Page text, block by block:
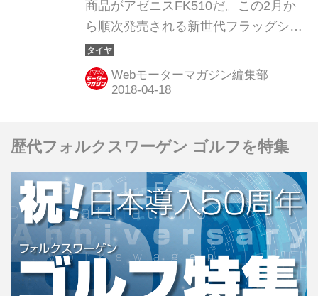
商品がアゼニスFK510だ。この2月か
ら順次発売される新世代フラッグシッ
プタイヤの実力を、モータージャーナ
リストの瀬在仁志氏が試してみた。
Webモーターマガジン編集部
歴代フォルクスワーゲン ゴルフを特集